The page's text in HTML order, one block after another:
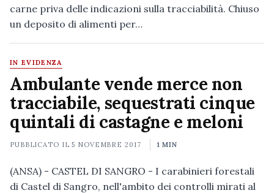
carne priva delle indicazioni sulla tracciabilità. Chiuso
un deposito di alimenti per…
IN EVIDENZA
Ambulante vende merce non
tracciabile, sequestrati cinque
quintali di castagne e meloni
PUBBLICATO IL5 NOVEMBRE 2017 1 MIN
(ANSA) - CASTEL DI SANGRO - I carabinieri forestali
di Castel di Sangro, nell'ambito dei controlli mirati al